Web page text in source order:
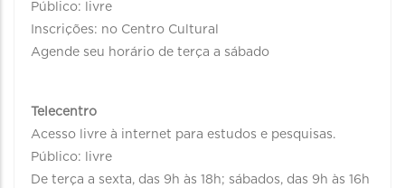
Público: livre
Inscrições: no Centro Cultural
Agende seu horário de terça a sábado
Telecentro
Acesso livre à internet para estudos e pesquisas.
Público: livre
De terça a sexta, das 9h às 18h; sábados, das 9h às 16h